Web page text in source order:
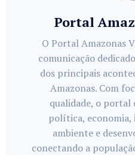
Portal
O Portal Amazonas
comunicação
dos principais
Amazonas. Com
qualidade, o portal
política,
ambiente e
conectando a